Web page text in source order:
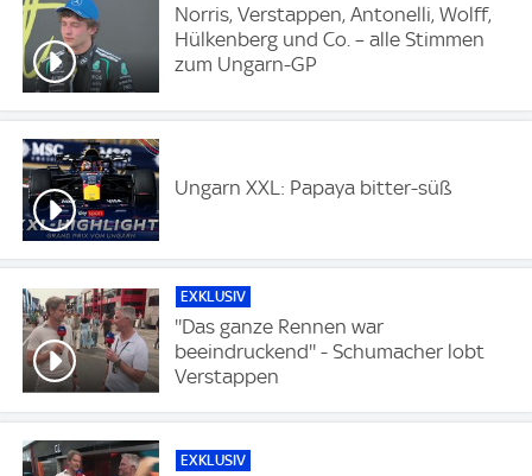
Norris, Verstappen, Antonelli, Wolff,
Hülkenberg und Co. – alle Stimmen
zum Ungarn-GP
Ungarn XXL: Papaya bitter-süß
EXKLUSIV
''Das ganze Rennen war
beeindruckend'' - Schumacher lobt
Verstappen
EXKLUSIV